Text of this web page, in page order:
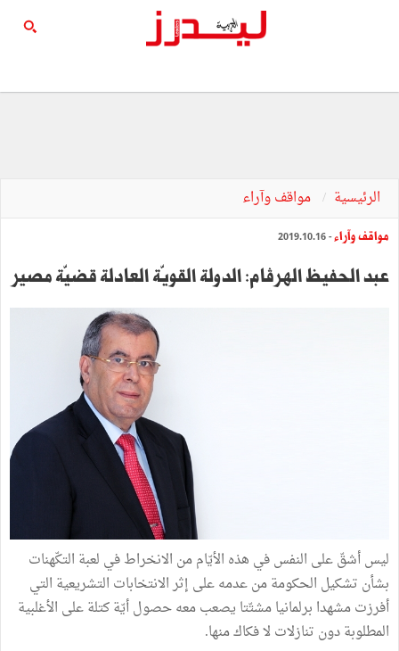
الرئيسية مواقف وآراء
مواقف وآراء- 2019.10.16
عبد الحفيظ الهرڤام: الدولة القويّة العادلة قضيّة مصير
ليس أشقّ على النفس في هذه الأيّام من الانخراط في لعبة التكّهنات
بشأن تشكيل الحكومة من عدمه على إثر الانتخابات التشريعية التي
أفرزت مشهدا برلمانيا مشتّتا يصعب معه حصول أيّة كتلة على الأغلبية
المطلوبة دون تنازلات لا فكاك منها.